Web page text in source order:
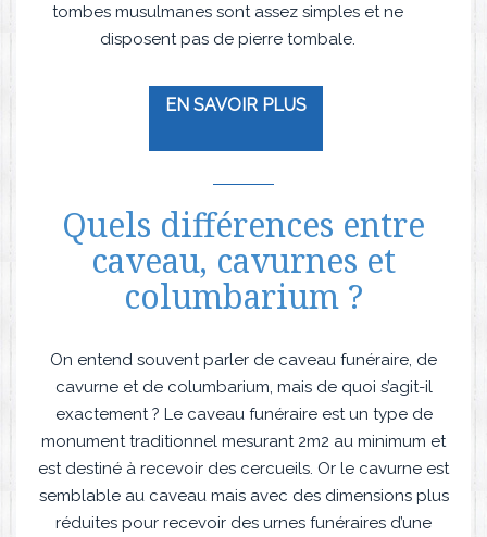
tombes musulmanes sont assez simples et ne
disposent pas de pierre tombale.
EN SAVOIR PLUS
Quels différences entre
caveau, cavurnes et
columbarium ?
On entend souvent parler de caveau funéraire, de
cavurne et de columbarium, mais de quoi s’agit-il
exactement ? Le caveau funéraire est un type de
monument traditionnel mesurant 2m2 au minimum et
est destiné à recevoir des cercueils. Or le cavurne est
semblable au caveau mais avec des dimensions plus
réduites pour recevoir des urnes funéraires d’une